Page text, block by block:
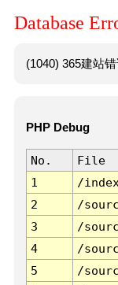
Database
(1040) 365建站
PHP Debug
No. File
1
/
2
/
3
/
4
/
5
/